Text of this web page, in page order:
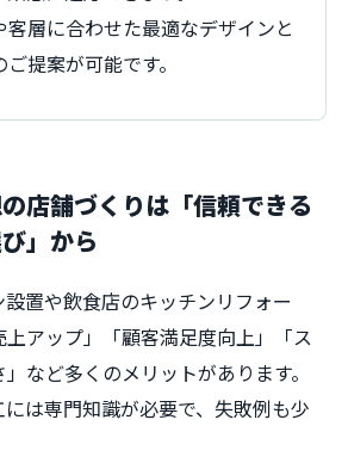
客層に合わせた最適なデザインと
提案が可能です。
店舗づくりは「信頼できる
」から
置や飲食店のキッチンリフォー
アップ」「顧客満足度向上」「ス
など多くのメリットがあります。
は専門知識が必要で、失敗例も少